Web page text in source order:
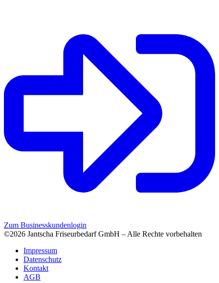
Zum Businesskundenlogin
©2026 Jantscha Friseurbedarf GmbH – Alle Rechte vorbehalten
Impressum
Datenschutz
Kontakt
AGB